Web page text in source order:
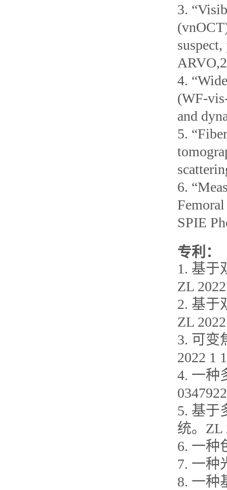
3.
4.
(WF-
and
5.
6.
SPIE
专利：
1. 基于
ZL
2. 基于
ZL
3. 可变
2022 1
4. 一种
5. 基于
统。ZL
6. 一种
7. 一种
8. 一种